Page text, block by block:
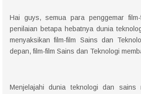
Hai guys, semua para penggemar
penilaian betapa hebatnya dunia
menyaksikan film-film Sains dan
depan, film-film Sains dan Teknologi
Menjelajahi dunia teknologi dan